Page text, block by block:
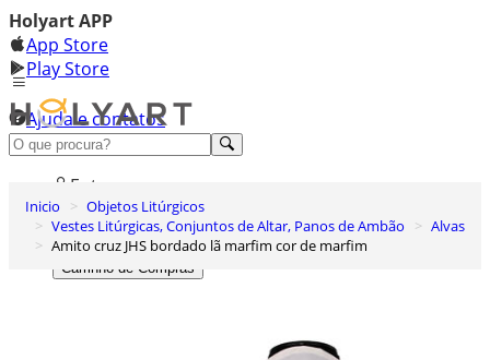
Holyart APP
App Store
Play Store
Ajuda e contatos
Conheça premium
Entrar
Lista de Desejos
0
Carrinho de Compras
Inicio
Objetos Litúrgicos
Vestes Litúrgicas, Conjuntos de Altar, Panos de Ambão
Alvas
Amito cruz JHS bordado lã marfim cor de marfim